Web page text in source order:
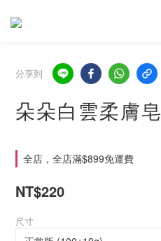
分享到
朵朵白雲柔膚皂
全店，全店滿$899免運費
NT$220
尺寸